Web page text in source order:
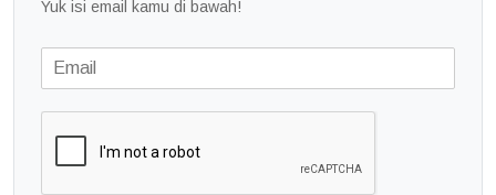
Yuk isi email kamu di bawah!